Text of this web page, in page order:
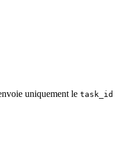
uniquement le task_id